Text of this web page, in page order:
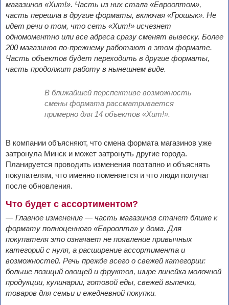
магазинов «Хит!». Часть из них стала «Еврооптом»,
часть перешла в другие форматы, включая «Грошык». Не
идет речи о том, что сеть «Хит!» исчезнет
одномоментно или все адреса сразу сменят вывеску. Более
200 магазинов по-прежнему работают в этом формате.
Часть объектов будет переходить в другие форматы,
часть продолжит работу в нынешнем виде.
В ближайшей перспективе возможность
смены формата рассматривается
примерно для 14 объектов «Хит!».
В компании объясняют, что смена формата магазинов уже
затронула Минск и может затронуть другие города.
Планируется проводить изменения поэтапно и объяснять
покупателям, что именно поменяется и что люди получат
после обновления.
Что будет с ассортиментом?
— Главное изменение — часть магазинов станет ближе к
формату полноценного «Евроопта» у дома. Для
покупателя это означает не появление привычных
категорий с нуля, а расширение ассортимента и
возможностей. Речь прежде всего о свежей категории:
больше позиций овощей и фруктов, шире линейка молочной
продукции, кулинарии, готовой еды, свежей выпечки,
товаров для семьи и ежедневной покупки.